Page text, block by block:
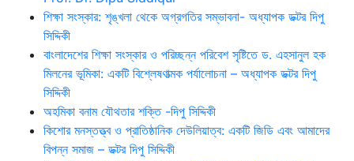
শিক্ষা সংস্কার: শৃঙ্খলা থেকে অগ্রগতির সম্ভাবনা- অধ্যাপক ডক্টর দিপু
সিদ্দিকী
বাংলাদেশের শিক্ষা সংস্কার ও পরিচ্ছন্ন পরিবেশ সৃষ্টিতে ড. এহসানুল হক
মিলনের ভূমিকা: একটি বিশ্লেষণাত্মক পর্যালোচনা – অধ্যাপক ডক্টর দিপু
সিদ্দিকী
অহমিকা বনাম যৌথতার শক্তি -দিপু সিদ্দিকী
কিশোর মনস্তত্ত্ব ও প্রাতিষ্ঠানিক দেউলিয়াত্ব: একটি জিডি এবং আমাদের
বিপন্ন সমাজ – ডক্টর দিপু সিদ্দিকী